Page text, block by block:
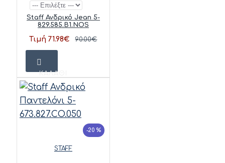
Staff Ανδρικό Jean 5-
829.585.B1.NOS
Τιμή 71.98€ 90.00€
ΚΑΛΆΘΙ
-20 %
STAFF